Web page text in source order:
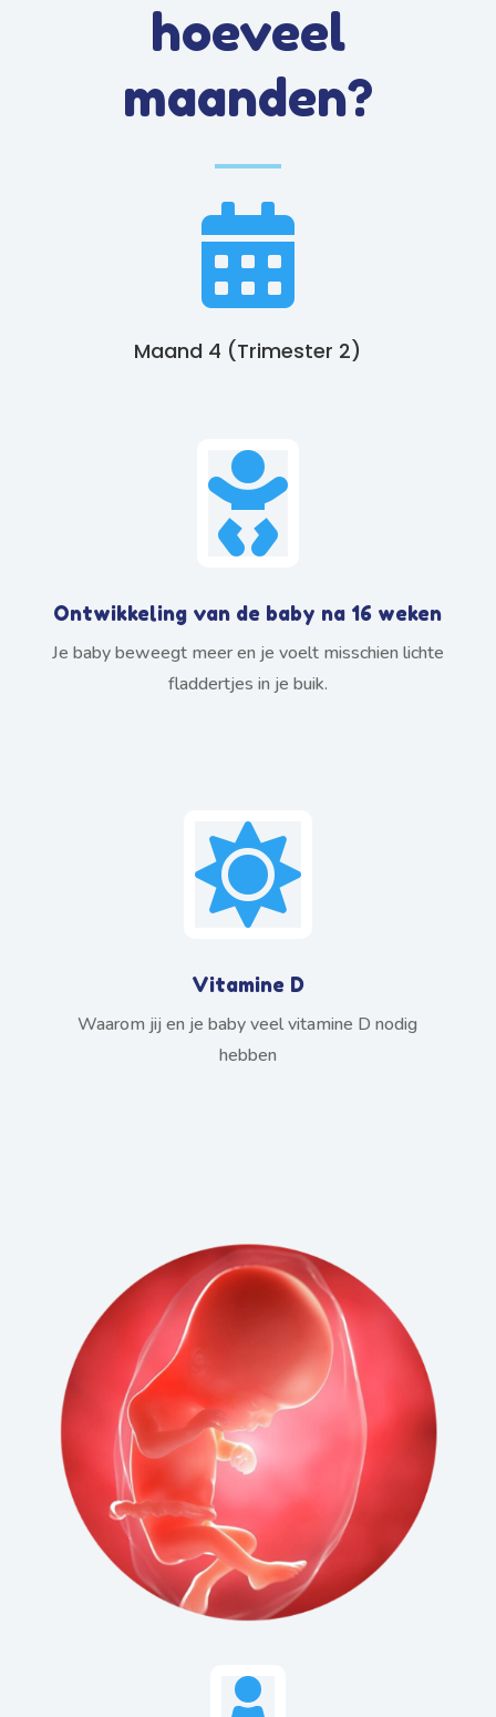
hoeveel
maanden?

Maand 4 (Trimester 2)

Ontwikkeling van de baby na 16 weken
Je baby beweegt meer en je voelt misschien lichte
fladdertjes in je buik.

Vitamine D
Waarom jij en je baby veel vitamine D nodig
hebben